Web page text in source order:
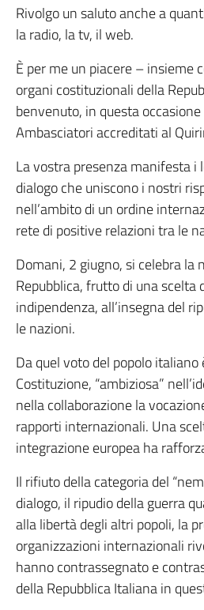
Rivolgo un saluto anche a
la radio, la tv, il web.
È per me un piacere – insieme
organi costituzionali della
benvenuto, in questa
Ambasciatori accreditati al
La vostra presenza manifesta i
dialogo che uniscono i nostri
nell’ambito di un ordine
rete di positive relazioni tra le
Domani, 2 giugno, si celebra la
Repubblica, frutto di una scelta
indipendenza, all’insegna del
le nazioni.
Da quel voto del popolo
Costituzione, “ambiziosa”
nella collaborazione la
rapporti internazionali. Una
integrazione europea ha
Il rifiuto della categoria del
dialogo, il ripudio della guerra
alla libertà degli altri popoli, la
organizzazioni internazionali
hanno contrassegnato e
della Repubblica Italiana in